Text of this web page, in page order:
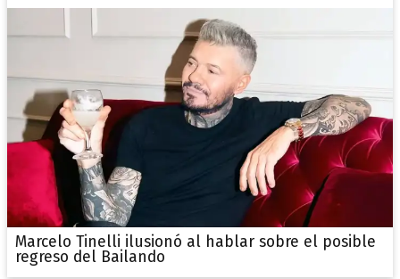
Marcelo Tinelli ilusionó al hablar sobre el posible
regreso del Bailando